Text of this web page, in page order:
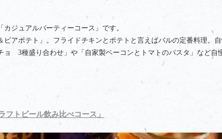
ジュアルパーティーコース」です。
アポテト」。フライドチキンとポテトと言えばバルの定番料理。自
ョ 3種盛り合わせ」や「自家製ベーコンとトマトのパスタ」など
フトビール飲み比べコース」